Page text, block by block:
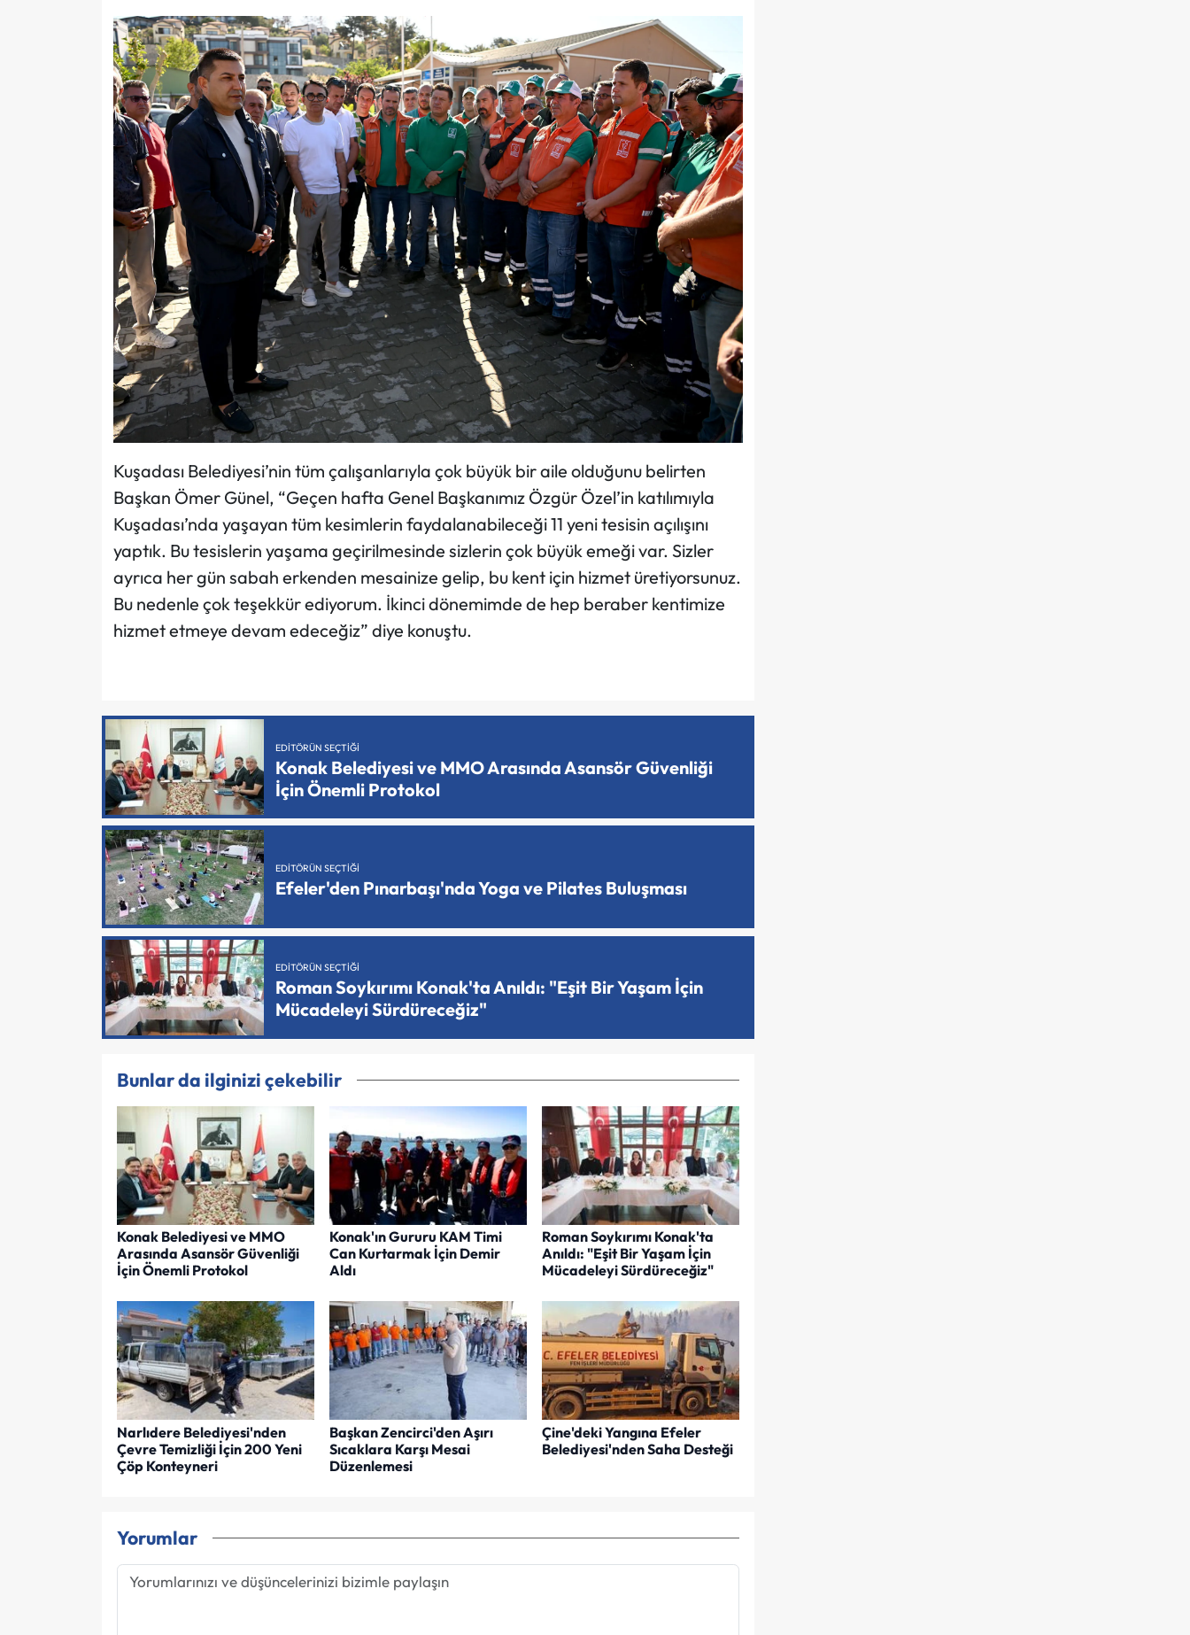
Kuşadası Belediyesi’nin tüm çalışanlarıyla çok büyük bir aile olduğunu belirten
Başkan Ömer Günel, “Geçen hafta Genel Başkanımız Özgür Özel’in katılımıyla
Kuşadası’nda yaşayan tüm kesimlerin faydalanabileceği 11 yeni tesisin açılışını
yaptık. Bu tesislerin yaşama geçirilmesinde sizlerin çok büyük emeği var. Sizler
ayrıca her gün sabah erkenden mesainize gelip, bu kent için hizmet üretiyorsunuz.
Bu nedenle çok teşekkür ediyorum. İkinci dönemimde de hep beraber kentimize
hizmet etmeye devam edeceğiz” diye konuştu.
EDITÖRÜN SEÇTIĞI
Konak Belediyesi ve MMO Arasında Asansör Güvenliği
İçin Önemli Protokol
EDITÖRÜN SEÇTIĞI
Efeler'den Pınarbaşı'nda Yoga ve Pilates Buluşması
EDITÖRÜN SEÇTIĞI
Roman Soykırımı Konak'ta Anıldı: "Eşit Bir Yaşam İçin
Mücadeleyi Sürdüreceğiz"
Bunlar da ilginizi çekebilir
Konak Belediyesi ve MMO
Arasında Asansör Güvenliği
İçin Önemli Protokol
Konak'ın Gururu KAM Timi
Can Kurtarmak İçin Demir
Aldı
Roman Soykırımı Konak'ta
Anıldı: "Eşit Bir Yaşam İçin
Mücadeleyi Sürdüreceğiz"
Narlıdere Belediyesi'nden
Çevre Temizliği İçin 200 Yeni
Çöp Konteyneri
Başkan Zencirci'den Aşırı
Sıcaklara Karşı Mesai
Düzenlemesi
Çine'deki Yangına Efeler
Belediyesi'nden Saha Desteği
Yorumlar